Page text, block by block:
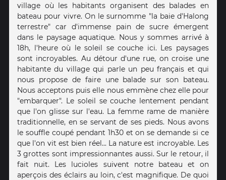
village où les habitants organisent des balades en
bateau pour vivre. On le surnomme "la baie d'Halong
terrestre" car d'immense pain de sucre émergent
dans le paysage aquatique. Nous y sommes arrivé à
18h, l'heure où le soleil se couche ici. Les paysages
sont incroyables. Au détour d'une rue, on croise une
habitante du village qui parle un peu français et qui
nous propose de faire une balade sur son bateau.
Nous acceptons puis elle nous emmène chez elle pour
"embarquer". Le soleil se couche lentement pendant
que l'on glisse sur l'eau. La femme rame de manière
traditionnelle, en se servant de ses pieds. Nous avons
le souffle coupé pendant 1h30 et on se demande si ce
que l'on vit est bien réel... La nature est incroyable. Les
3 grottes sont impressionnantes aussi. Sur le retour, il
fait nuit. Les lucioles suivent notre bateau et on
aperçois des éclairs au loin, c'est magnifique. De quoi